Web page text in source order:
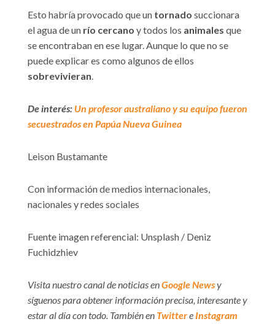
Esto habría provocado que un tornado succionara
el agua de un río cercano y todos los animales que
se encontraban en ese lugar. Aunque lo que no se
puede explicar es como algunos de ellos
sobrevivieran.
De interés: Un profesor australiano y su equipo fueron
secuestrados en Papúa Nueva Guinea
Leison Bustamante
Con información de medios internacionales,
nacionales y redes sociales
Fuente imagen referencial: Unsplash / Deniz
Fuchidzhiev
Visita nuestro canal de noticias enGoogle Newsy
síguenos para obtener información precisa, interesante y
estar al día con todo. También en Twittere Instagram